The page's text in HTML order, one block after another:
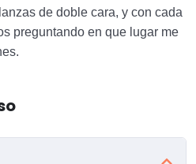
de doble cara, y con cada
preguntando en que lugar me